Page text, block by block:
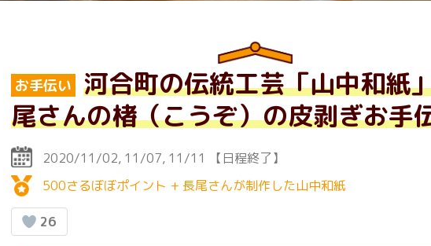
お手伝い
河合町の伝統工芸「山中和紙
尾さんの楮（こうぞ）の皮剥ぎお手
2020/11/02 11/07 11/11
【日程終了】
500さるぼぼポイント + 長尾さんが制作した山中和紙
26